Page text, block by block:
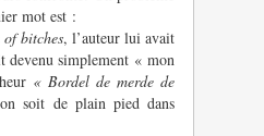
mot est :
of bitches, l’auteur lui avait
devenu simplement « mon
« Bordel de merde de
soit de plain pied dans